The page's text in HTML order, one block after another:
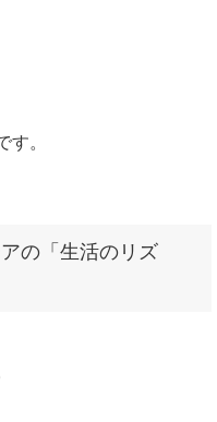
す。
の「生活のリズ